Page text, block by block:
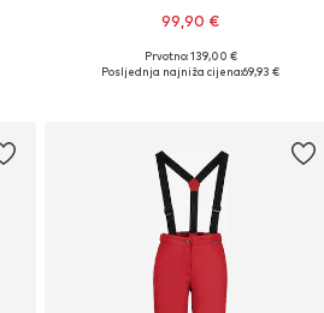
99,90 €
Dostupne veličine: S, M
Prvotno: 139,00 €
Posljednja najniža cijena:69,93 €